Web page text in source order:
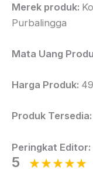
Merek produk:
Purbalingga
Mata Uang
Harga Produk:
Produk Tersedia:
Peringkat Editor:
5